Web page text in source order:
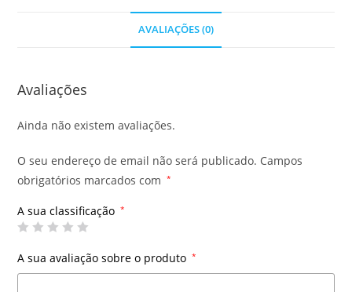
AVALIAÇÕES (0)
Avaliações
Ainda não existem avaliações.
O seu endereço de email não será publicado. Campos
obrigatórios marcados com
*
A sua classificação *
A sua avaliação sobre o produto *